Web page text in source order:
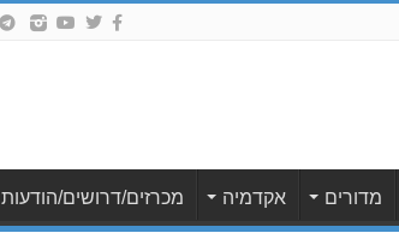
מדורים אקדמיה מכרזים/דרושים/הודעות